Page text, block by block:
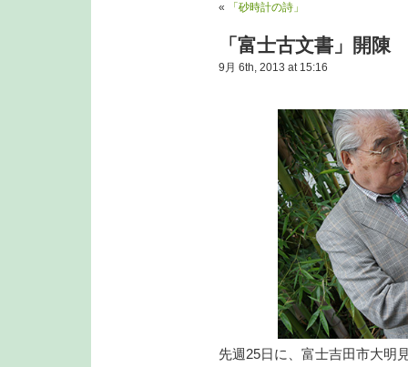
« 「砂時計の詩」
「富士古文書」開陳
9月 6th, 2013 at 15:16
先週25日に、富士吉田市大明